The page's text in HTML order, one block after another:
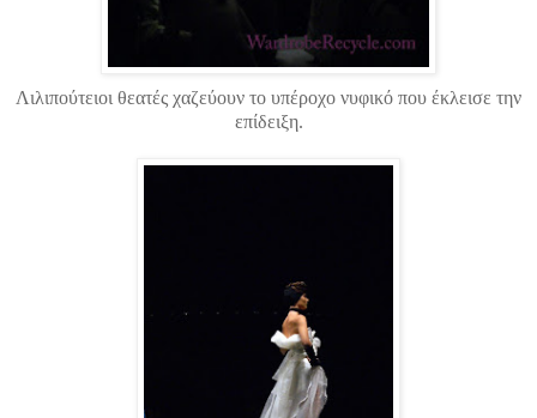
Λιλιπούτειοι θεατές χαζεύουν το υπέροχο νυφικό που έκλεισε την
επίδειξη.